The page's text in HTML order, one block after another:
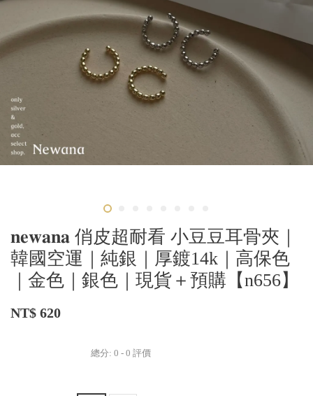
𝐧𝐞𝐰𝐚𝐧𝐚 俏皮超耐看 小豆豆耳骨夾｜
韓國空運｜純銀｜厚鍍14k｜高保色
｜金色｜銀色｜現貨＋預購【n656】
NT$ 620
總分: 0 - 0 評價